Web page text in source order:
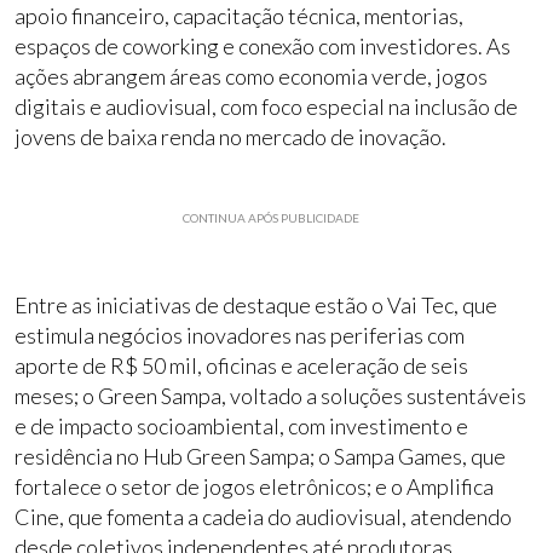
apoio financeiro, capacitação técnica, mentorias,
espaços de coworking e conexão com investidores. As
ações abrangem áreas como economia verde, jogos
digitais e audiovisual, com foco especial na inclusão de
jovens de baixa renda no mercado de inovação.
CONTINUA APÓS PUBLICIDADE
Entre as iniciativas de destaque estão o Vai Tec, que
estimula negócios inovadores nas periferias com
aporte de R$ 50 mil, oficinas e aceleração de seis
meses; o Green Sampa, voltado a soluções sustentáveis
e de impacto socioambiental, com investimento e
residência no Hub Green Sampa; o Sampa Games, que
fortalece o setor de jogos eletrônicos; e o Amplifica
Cine, que fomenta a cadeia do audiovisual, atendendo
desde coletivos independentes até produtoras